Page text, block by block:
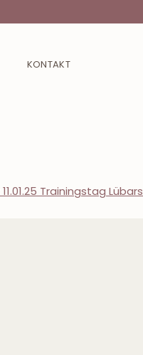
KONTAKT
11.01.25 Trainingstag Lübars